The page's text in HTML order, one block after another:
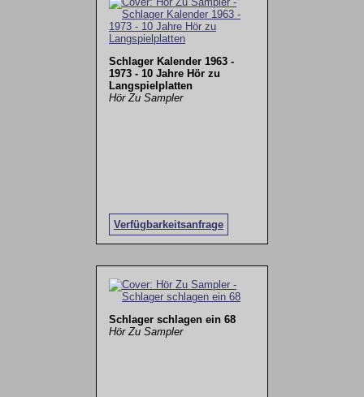
Schlager Kalender 1963 -
1973 - 10 Jahre Hör zu
Langspielplatten
Hör Zu Sampler
Verfügbarkeitsanfrage
Schlager schlagen ein 68
Hör Zu Sampler